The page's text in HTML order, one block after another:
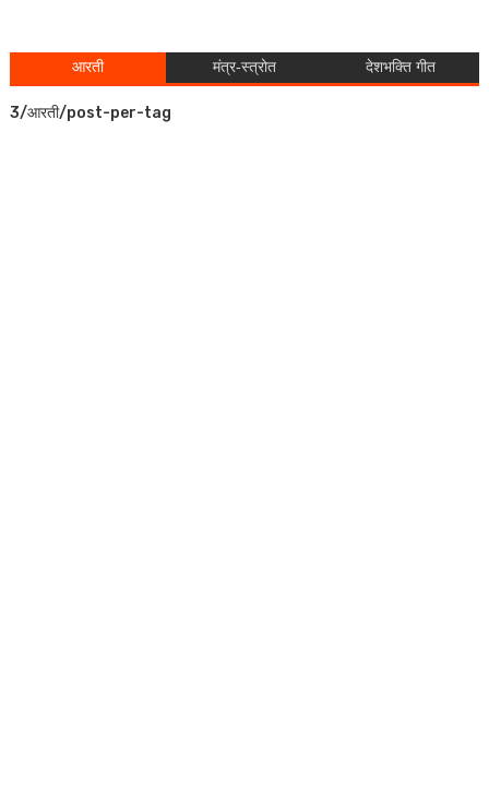
आरती मंत्र-स्त्रोत देशभक्ति गीत
3/आरती/post-per-tag